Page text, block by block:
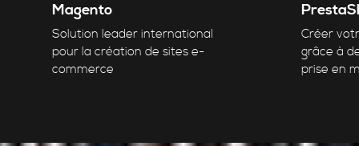
Magento
Solution leader international
pour la création de sites e-
commerce
Créer
grâce à
prise en